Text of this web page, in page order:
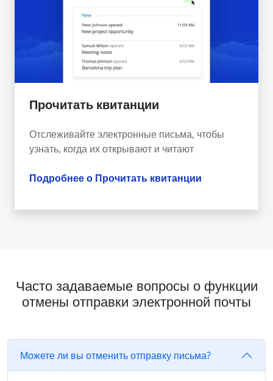
Прочитать квитанции
Отслеживайте электронные письма, чтобы
узнать, когда их открывают и читают
Подробнее о Прочитать квитанции
Часто задаваемые вопросы о функции
отмены отправки электронной почты
Можете ли вы отменить отправку письма?